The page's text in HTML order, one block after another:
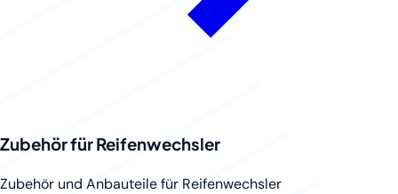
Zubehör für Reifenwechsler
Zubehör und Anbauteile für Reifenwechsler